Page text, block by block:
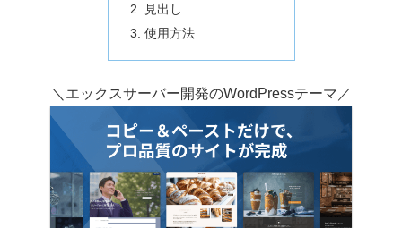
見出し
使用方法
＼エックスサーバー開発のWordPressテーマ／